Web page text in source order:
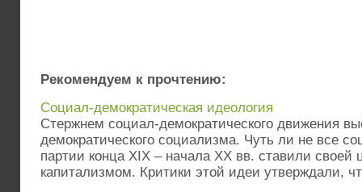
Рекомендуем к прочтению:
Социал-демократическая идеология
Стержнем социал-демократического движения
демократического социализма. Чуть ли не все
партии конца XIX – начала XX вв. ставили своей
капитализмом. Критики этой идеи утверждали,